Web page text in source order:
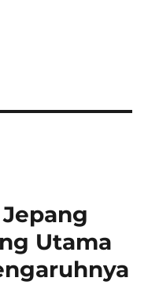
Utama